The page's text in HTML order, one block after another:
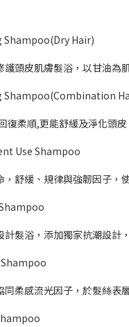
Shampoo(Dry Hair)
頭皮肌膚髮浴，以甘油為
Shampoo(Combination
復柔順,更能舒緩及淨化頭
Use Shampoo
舒緩、規律與強韌因子
髮浴，添加獨家抗潮設
柔感流光因子，於髮絲表